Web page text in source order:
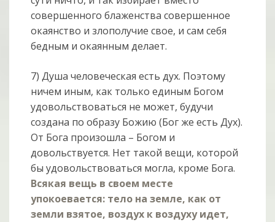
совершенного блаженства совершенное
окаянство и злополучие свое, и сам себя
бедным и окаянным делает.
7) Душа человеческая есть дух. Поэтому
ничем иным, как только единым Богом
удовольствоваться не может, будучи
создана по образу Божию (Бог же есть Дух).
От Бога произошла – Богом и
довольствуется. Нет такой вещи, которой
бы удовольствоваться могла, кроме Бога.
Всякая вещь в своем месте
упокоевается: тело на земле, как от
земли взятое, воздух к воздуху идет,